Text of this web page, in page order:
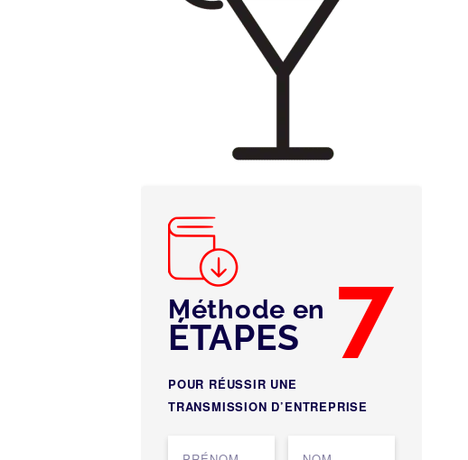
Méthode en 7
ÉTAPES
POUR RÉUSSIR UNE
TRANSMISSION D’ENTREPRISE